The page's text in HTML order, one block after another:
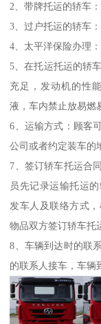
2、带牌托运的轿车
3、过户托运的轿车
4、太平洋保险办理
5、在托运托运的轿
充足，发动机的性
液，车内禁止放易燃
6、运输方式：顾客
公司或者约定装车的
7、签订轿车托运合
员先记录运输托运
发车人及联络方式
物品双方签订轿车托
8、车辆到达时的联
的联系人接车，车辆